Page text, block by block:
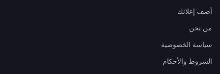
أضف إعلانك
من نحن
سياسة الخصوصية
الشروط والأحكام